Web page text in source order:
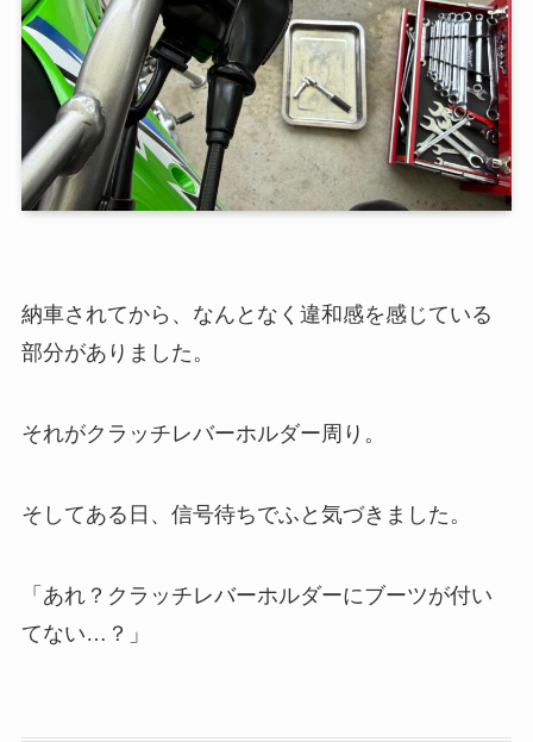
納車されてから、なんとなく違和感を感じている
部分がありました。
それがクラッチレバーホルダー周り。
そしてある日、信号待ちでふと気づきました。
「あれ？クラッチレバーホルダーにブーツが付い
てない…？」